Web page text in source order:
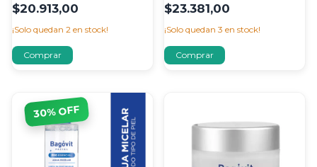
$20.913,00
¡Solo quedan 2 en stock!
$23.381,00
¡Solo quedan 3 en stock!
30% OFF